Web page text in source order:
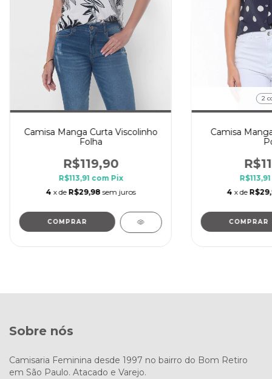
Camisa Manga Curta Viscolinho
Folha
R$119,90
R$113,91 com Pix
4 x de R$29,98 sem juros
COMPRAR
2
Camisa
R$113,91
4 x de
COMPRAR
Sobre nós
Camisaria Feminina desde 1997 no bairro do Bom Retiro
em São Paulo. Atacado e Varejo.